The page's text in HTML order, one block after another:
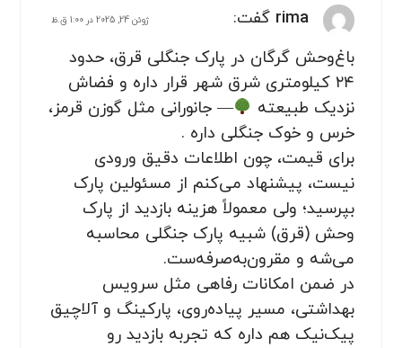
rima گفت: ژوئن 24, 2025 در 1:00 ق.ظ
باغ‌وحش گرگان در پارک جنگلی قرق، حدود
۲۴ کیلومتری شرق شهر قرار داره و فضاش
نزدیک طبیعته
— جانورانی مثل گوزن قرمز،
خرس و خوک جنگلی داره .
برای قیمت، چون اطلاعات دقیق ورودی
نیست، پیشنهاد می‌کنم از مسئولین پارک
بپرسید؛ ولی معمولاً هزینه بازدید از پارک
وحش (قرق) شبیه پارک جنگلی محاسبه
می‌شه و مقرون‌به‌صرفه‌ست.
در ضمن امکانات رفاهی مثل سرویس
بهداشتی، مسیر پیاده‌روی، پارکینگ و آلاچیق
پیک‌نیک هم داره که تجربه بازدید رو